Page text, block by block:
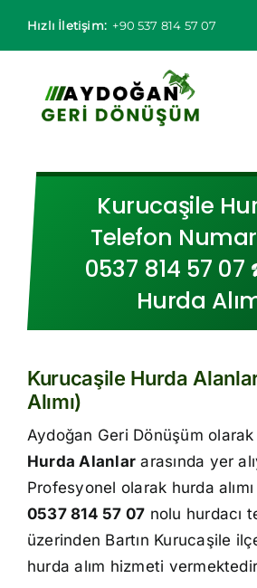
Hızlı İletişim: +90 537 814 57 07
Kurucaşile
Telefon
0537 814 57 07
Hurda
Kurucaşile Hurda
Alımı)
Aydoğan Geri Dönüşüm olarak
Hurda Alanlar arasında yer
Profesyonel olarak hurda
0537 814 57 07 nolu hurdacı
üzerinden Bartın Kurucaşile
hurda alım hizmeti